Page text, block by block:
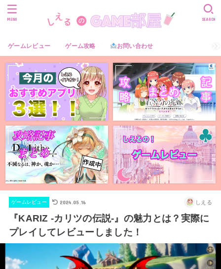
ゲームレビュー ゲーム攻略 お問い合わせ
SEARCH
MENU
ゲームレビュー 2024.05.16 しえる
『KARIZ -カリツの伝説-』の魅力とは？実際に
プレイしてレビューしました！